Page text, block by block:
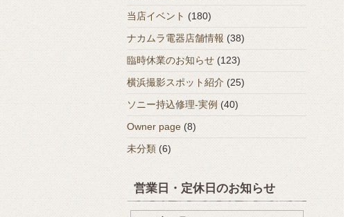
当店イベント (180)
ナカムラ電器店舗情報 (38)
臨時休業のお知らせ (123)
横浜撮影スポット紹介 (25)
ソニー持込修理-実例 (40)
Owner page (8)
未分類 (6)
営業日・定休日のお知らせ